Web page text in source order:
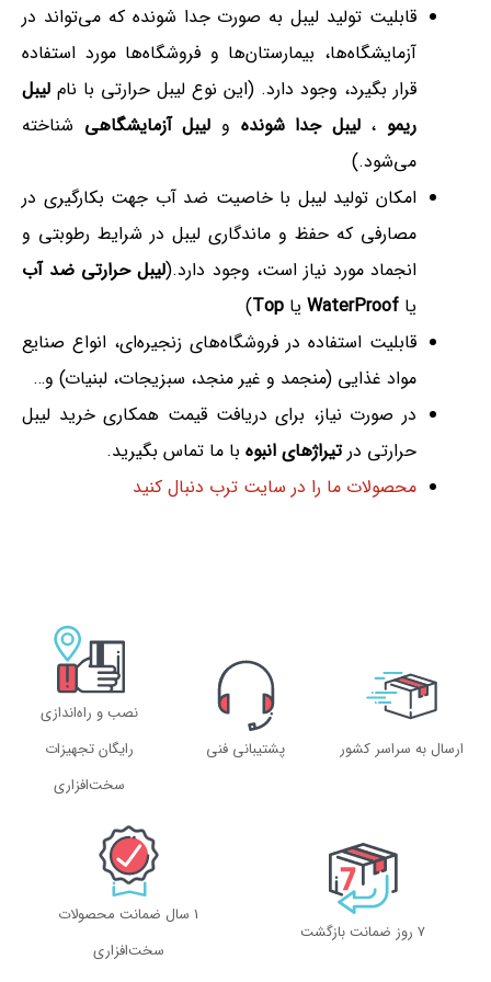
قابلیت تولید لیبل به صورت جدا شونده که می‌تواند در
آزمایشگاه‌ها، بیمارستان‌ها و فروشگاه‌ها مورد استفاده
قرار بگیرد، وجود دارد. (این نوع لیبل حرارتی با نام لیبل
ریمو ،لیبل جدا شونده و لیبل آزمایشگاهی شناخته
می‌شود.)
امکان تولید لیبل با خاصیت ضد آب جهت بکارگیری در
مصارفی که حفظ و ماندگاری لیبل در شرایط رطوبتی و
انجماد مورد نیاز است، وجود دارد.(لیبل حرارتی ضد آب
یا WaterProof یا Top
)
قابلیت استفاده در فروشگاه‌های زنجیره‌ای، انواع صنایع
مواد غذایی (منجمد و غیر منجد، سبزیجات، لبنیات) و…
در صورت نیاز، برای دریافت قیمت همکاری خرید لیبل
حرارتی درتیراژهای انبوه با ما تماس بگیرید.
محصولات ما را در سایت ترب دنبال کنید
ارسال به سراسر کشور پشتیبانی فنی
نصب و راه‌اندازی
رایگان تجهیزات
سخت‌افزاری
۷ روز ضمانت بازگشت
1 سال ضمانت محصولات
سخت‌افزاری